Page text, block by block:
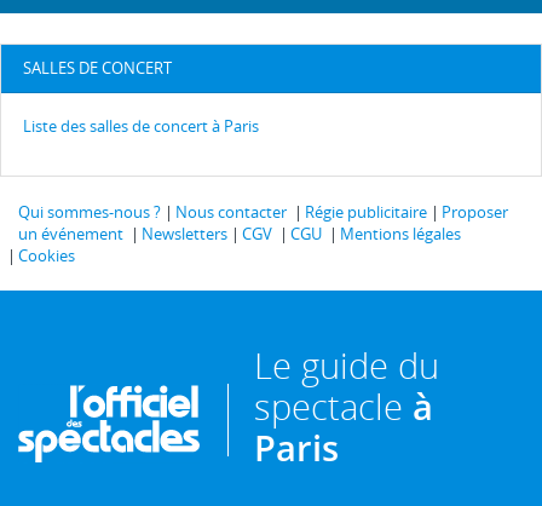
SALLES DE CONCERT
Liste des salles de concert à Paris
Qui sommes-nous ? Nous contacter Régie publicitaire
Proposer
un événement
Newsletters CGV CGU
Mentions légales
Cookies
Le guide du
spectacle à
Paris